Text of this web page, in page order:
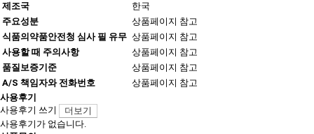
제조국
한국
주요성분
상품페이지 참고
식품의약품안전청 심사 필 유무 상품페이지 참고
사용할 때 주의사항
상품페이지 참고
품질보증기준
상품페이지 참고
A/S 책임자와 전화번호
상품페이지 참고
사용후기
사용후기 쓰기
더보기
사용후기가 없습니다.